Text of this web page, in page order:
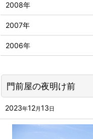
門前屋の夜明け前
2023年12月 13 日
2008年
2007年
2006年